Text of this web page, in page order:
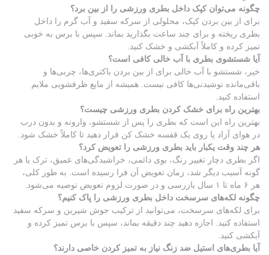
چگونه می‌توان کپک داخل بطری ورزشی را از بین برد؟
برای از بین بردن کپک، محلولی از سرکه سفید و آب گرم را داخل
بطری ریخته و برای چند ساعت بگذارید بماند. سپس با برس به خوبی
تمیز کرده و کاملاً آبکشی و خشک کنید.
آیا شستشوی بطری با آب خالی کافی است؟
خیر، شستشو با آب خالی برای از بین بردن باکتری‌ها، چربی‌ها و
باقی‌مانده نوشیدنی‌ها کافی نیست. همیشه از مایع ظرفشویی ملایم
استفاده کنید.
بهترین راه برای خشک کردن بطری ورزشی چیست؟
بهترین راه این است که بطری را پس از شستشو، وارونه و بدون درب
در هوای آزاد یا روی یک قفسه خشک کن قرار دهید تا کاملاً خشک شود.
هر چند وقت یکبار باید بطری ورزشی را تعویض کرد؟
اگر بطری دچار تغییر رنگ، بوی دائمی، خراشیدگی‌های عمیق، ترک یا هر
گونه آسیب دیگر شد، زمان تعویض آن فرا رسیده است. به طور کلی،
هر ۶ ماه تا ۱ سال بازرسی و در صورت لزوم تعویض توصیه می‌شود.
چگونه لکه‌های سرسخت داخل بطری ورزشی را پاک کنیم؟
برای لکه‌های سرسخت، می‌توانید از ترکیب جوش شیرین و سرکه سفید
استفاده کنید. اجازه دهید چند دقیقه بماند، سپس با برس تمیز کرده و
آبکشی کنید.
آیا بطری‌های استیل ضد زنگ نیاز به تمیز کردن خاصی دارند؟